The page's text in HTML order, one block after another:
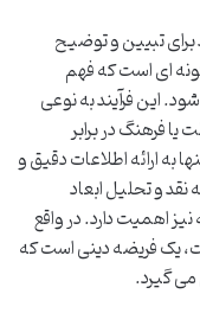
تبیین و توضیح
ای است که فهم
این فرآیند به نوعی
فرهنگ در برابر
به ارائه اطلاعات دقیق و
و تحلیل ابعاد
اهمیت دارد. در واقع
یک فریضه دینی است که
گیرد.